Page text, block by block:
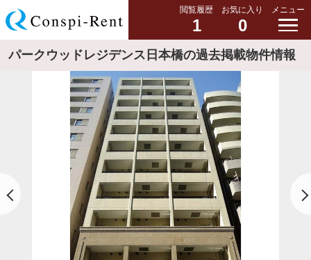
閲覧履歴
1
お気に入り
0
メニュー
パークウッドレジデンス日本橋の過去掲載物件情報